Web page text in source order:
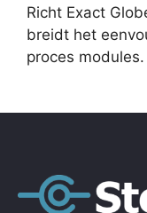
Richt Exact
breidt het
proces modules.